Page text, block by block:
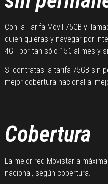
Con la Tarifa Móvil 75GB y
quien quieras y navegar por
4G+ por tan sólo 15€ al mes y
Si contratas la tarifa 75GB sin
mejor cobertura nacional al
Cobertura
La mejor red Movistar a
nacional, según cobertura.